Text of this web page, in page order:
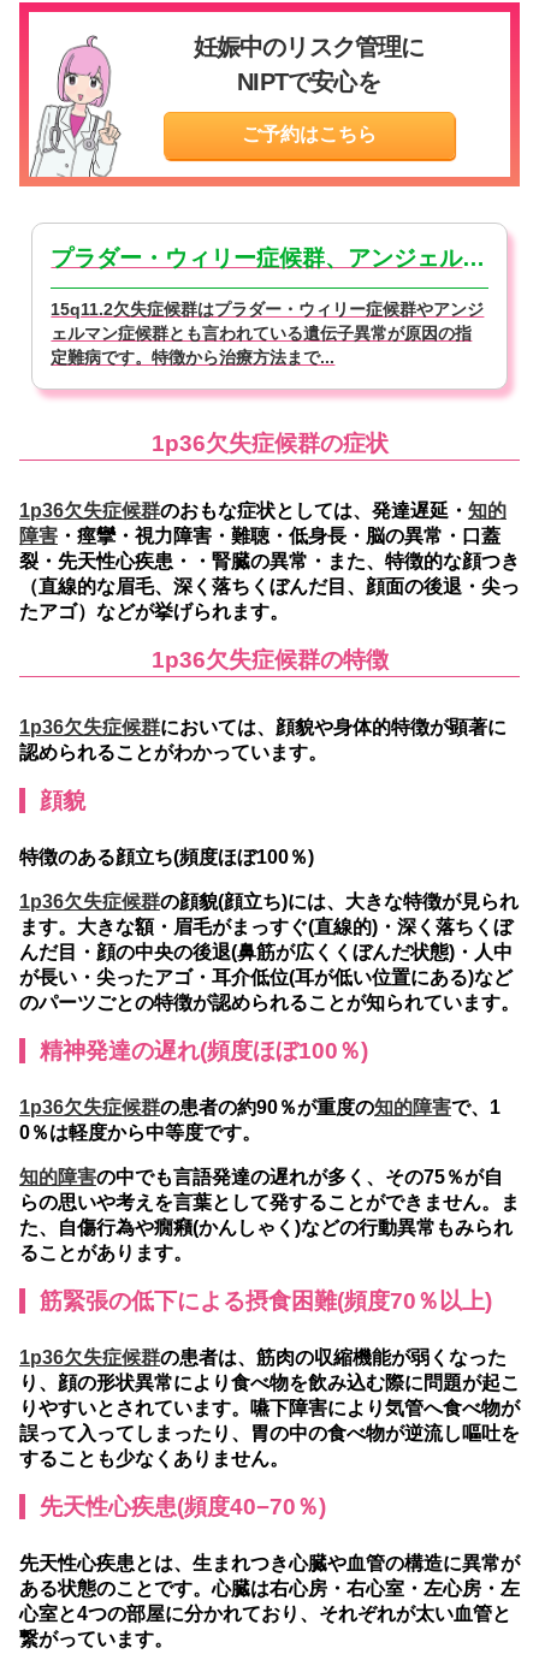
妊娠中のリスク管理に
NIPTで安心を
ご予約はこちら
プラダー・ウィリー症候群、アンジェルマン症候群とは【医師監修】
15q11.2欠失症候群はプラダー・ウィリー症候群やアンジ
ェルマン症候群とも言われている遺伝子異常が原因の指
定難病です。特徴から治療方法まで...
1p36欠失症候群の症状
1p36欠失症候群のおもな症状としては、発達遅延・ 知的
障害 ・痙攣・視力障害・難聴・低身長・脳の異常・口蓋
裂・先天性心疾患・・腎臓の異常・また、特徴的な顔つき
（直線的な眉毛、深く落ちくぼんだ目、顔面の後退・尖っ
たアゴ）などが挙げられます。
1p36欠失症候群の特徴
1p36欠失症候群においては、顔貌や身体的特徴が顕著に
認められることがわかっています。
顔貌
特徴のある顔立ち(頻度ほぼ100％)
1p36欠失症候群の顔貌(顔立ち)には、大きな特徴が見られ
ます。大きな額・眉毛がまっすぐ(直線的)・深く落ちくぼ
んだ目・顔の中央の後退(鼻筋が広くくぼんだ状態)・人中
が長い・尖ったアゴ・耳介低位(耳が低い位置にある)など
のパーツごとの特徴が認められることが知られています。
精神発達の遅れ(頻度ほぼ100％)
1p36欠失症候群の患者の約90％が重度の知的障害で、1
0％は軽度から中等度です。
知的障害の中でも言語発達の遅れが多く、その75％が自
らの思いや考えを言葉として発することができません。ま
た、自傷行為や癇癪(かんしゃく)などの行動異常もみられ
ることがあります。
筋緊張の低下による摂食困難(頻度70％以上)
1p36欠失症候群の患者は、筋肉の収縮機能が弱くなった
り、顔の形状異常により食べ物を飲み込む際に問題が起こ
りやすいとされています。嚥下障害により気管へ食べ物が
誤って入ってしまったり、胃の中の食べ物が逆流し嘔吐を
することも少なくありません。
先天性心疾患(頻度40−70％)
先天性心疾患とは、生まれつき心臓や血管の構造に異常が
ある状態のことです。心臓は右心房・右心室・左心房・左
心室と4つの部屋に分かれており、それぞれが太い血管と
繋がっています。